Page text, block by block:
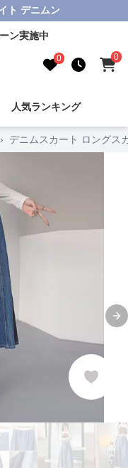
ト デニムン
ン実施中
0 0
人気ランキング
› デニムスカート ロングス